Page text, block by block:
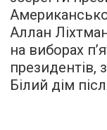
Аллан
на виборах
президентів,
Білий дім